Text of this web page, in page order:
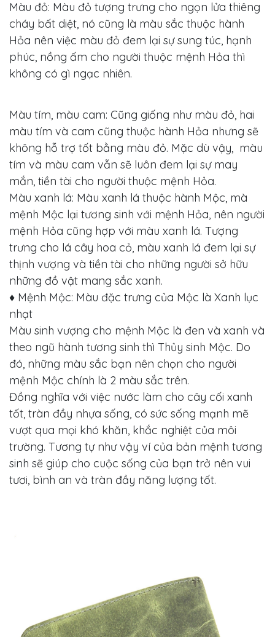
Màu đỏ: Màu đỏ tượng trưng cho ngọn lửa thiêng
cháy bất diệt, nó cũng là màu sắc thuộc hành
Hỏa nên việc màu đỏ đem lại sự sung túc, hạnh
phúc, nồng ấm cho người thuộc mệnh Hỏa thì
không có gì ngạc nhiên.
Màu tím, màu cam: Cũng giống như màu đỏ, hai
màu tím và cam cũng thuộc hành Hỏa nhưng sẽ
không hỗ trợ tốt bằng màu đỏ. Mặc dù vậy, màu
tím và màu cam vẫn sẽ luôn đem lại sự may
mắn, tiền tài cho người thuộc mệnh Hỏa.
Màu xanh lá: Màu xanh lá thuộc hành Mộc, mà
mệnh Mộc lại tương sinh với mệnh Hỏa, nên người
mệnh Hỏa cũng hợp với màu xanh lá. Tượng
trưng cho lá cây hoa cỏ, màu xanh lá đem lại sự
thịnh vượng và tiền tài cho những người sở hữu
những đồ vật mang sắc xanh.
♦ Mệnh Mộc: Màu đặc trưng của Mộc là Xanh lục
nhạt
Màu sinh vượng cho mệnh Mộc là đen và xanh và
theo ngũ hành tương sinh thì Thủy sinh Mộc. Do
đó, những màu sắc bạn nên chọn cho người
mệnh Mộc chính là 2 màu sắc trên.
Đồng nghĩa với việc nước làm cho cây cối xanh
tốt, tràn đầy nhựa sống, có sức sống mạnh mẽ
vượt qua mọi khó khăn, khắc nghiệt của môi
trường. Tương tự như vậy ví của bản mệnh tương
sinh sẽ giúp cho cuộc sống của bạn trở nên vui
tươi, bình an và tràn đầy năng lượng tốt.